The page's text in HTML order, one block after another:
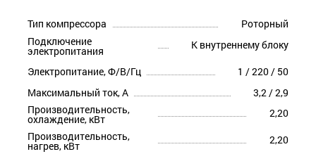
Тип компрессора
Роторный
Подключение
электропитания К внутреннему блоку
Электропитание, Ф/В/Гц
1 / 220 / 50
Максимальный ток, А
3,2 / 2,9
Производительность,
охлаждение, кВт
2,20
Производительность,
нагрев, кВт
2,20